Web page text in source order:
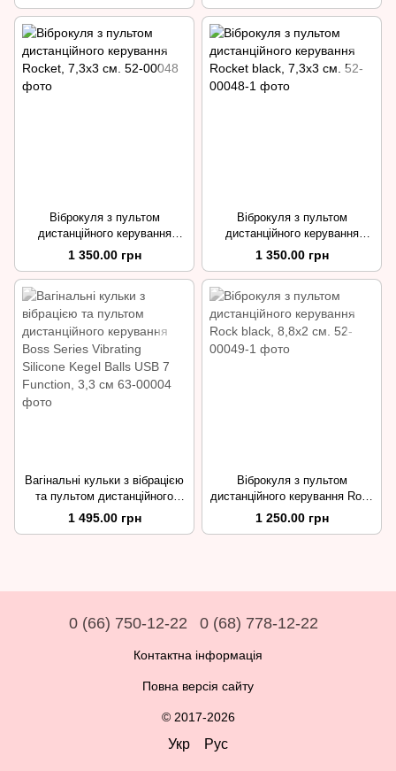
Віброкуля з пультом
дистанційного керування
Rocket, 7,3х3 см.
1 350.00 грн
Віброкуля з пультом
дистанційного керування
Rocket black, 7,3х3 см.
1 350.00 грн
Вагінальні кульки з вібрацією
та пультом дистанційного
керування Boss Series
Vibrating Silicone Kegel Balls
1 495.00 грн
Віброкуля з пультом
дистанційного керування Rock
black, 8,8х2 см.
1 250.00 грн
0 (66) 750-12-22 0 (68) 778-12-22
Контактна інформація
Повна версія сайту
© 2017-2026
Укр Рус